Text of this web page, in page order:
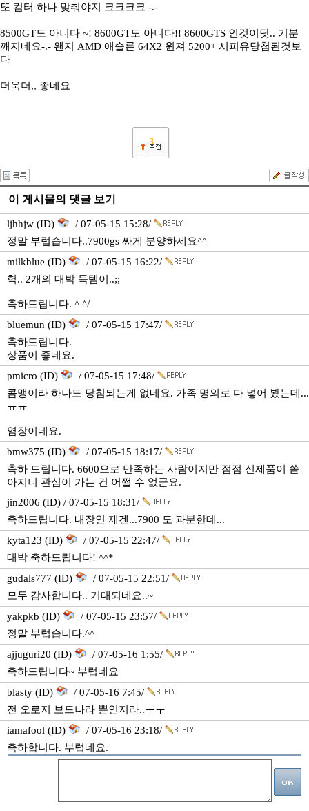
또 컴터 하나 맞춰야지 크크크크 -.-
8500GT도 아니다 ~! 8600GT도 아니다!! 8600GTS 인것이닷.. 기분
깨지네요-.- 왠지 AMD 애슬론 64X2 원져 5200+ 시피유당첨된것보
다
더욱더,, 좋네요
3
이 게시물의 댓글 보기
ljhhjw (ID)
/ 07-05-15 15:28/
정말 부럽습니다..7900gs 싸게 분양하세요^^
milkblue (ID)
/ 07-05-15 16:22/
헉.. 2개의 대박 득템이..;;
축하드립니다. ^ ^/
bluemun (ID)
/ 07-05-15 17:47/
축하드립니다.
상품이 좋네요.
pmicro (ID)
/ 07-05-15 17:48/
콤맹이라 하나도 당첨되는게 없네요. 가족 명의로 다 넣어 봤는데...
ㅠㅠ
염장이네요.
bmw375 (ID)
/ 07-05-15 18:17/
축하 드립니다. 6600으로 만족하는 사람이지만 점점 신제품이 쏟
아지니 관심이 가는 건 어쩔 수 없군요.
jin2006 (ID) / 07-05-15 18:31/
축하드립니다. 내장인 제겐...7900 도 과분한데...
kyta123 (ID)
/ 07-05-15 22:47/
대박 축하드립니다! ^^*
gudals777 (ID)
/ 07-05-15 22:51/
모두 감사합니다.. 기대되네요..~
yakpkb (ID)
/ 07-05-15 23:57/
정말 부럽습니다.^^
ajjuguri20 (ID)
/ 07-05-16 1:55/
축하드립니다~ 부럽네요
blasty (ID)
/ 07-05-16 7:45/
전 오로지 보드나라 뿐인지라..ㅜㅜ
iamafool (ID)
/ 07-05-16 23:18/
축하합니다. 부럽네요.